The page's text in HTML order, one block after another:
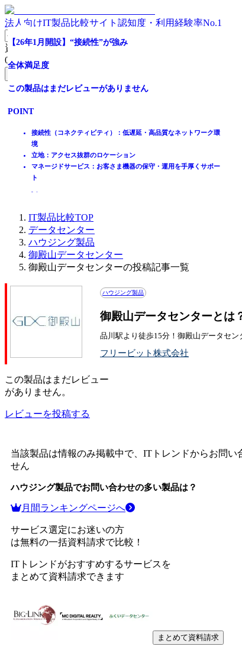
法人向けIT製品比較サイト 認知度・利用経験率No.1
資料請求リスト
0 件
製品を探す
記事を読む
はじめての方へ
掲載について
ITトレンドへの掲載
動画で学ぶ
IT製品比較TOP
データセンター
ハウジング製品
御殿山データセンター
御殿山データセンターの投稿記事一覧
ハウジング製品
御殿山データセンターとは
品川駅より徒歩15分！御殿山データセン
フリービット株式会社
この製品はまだレビュー
がありません。
レビューを投稿する
当該製品は情報のみ掲載中で、ITトレンドからお問い
せん
ハウジング製品でお問い合わせの多い製品は？
月間ランキングページへ
サービス選定にお迷いの方
は無料の一括資料請求で比較！
ITトレンドがおすすめするサービスを
まとめて資料請求できます
まとめて資料請求
テレワーク普及によるオフィスのお悩み解決
全体満足度
この製品はまだレビューがありません
POINT
引っ越しから日々のサーバー運用までトータルサポート
業務サポートにより安心してテレワークが可能に
電気代、オフィスの家賃など、運用コスト削減に効果絶大
全体満足度
この製品はまだレビューがありません
POINT
ミッションクリティカルデータの安全性、可用性を担保する設計
大阪中心部から約20km、東京エリアと共に災害リスクの低い地域
全体満足度
この製品はまだレビューがありません
POINT
多要素認証を導入し入退室管理を徹底した万全のセキュリティ体
南海トラフ地震の影響リスクが低いDR/BCP対策に最適なエリア
ベテランスタッフによる常時監視で異常対応・故障回復を実施
品川駅より徒歩15分！御殿山データセンター
全体満足度
この製品はまだレビューがありません
POINT
品川駅より徒歩15分のビジネスに適した環境と利便性に優れた立
地
安全性が高い地盤で地震・液状化・浸水など災害危険度が低く安
心
24時間365日の有人監視！堅牢なセキュリティと高水準の運営品
【26年1月開設】“接続性”が強み
全体満足度
この製品はまだレビューがありません
POINT
接続性（コネクティビティ）：低遅延・高品質なネットワーク環
境
立地：アクセス抜群のロケーション
マネージドサービス：お客さま機器の保守・運用を手厚くサポー
ト